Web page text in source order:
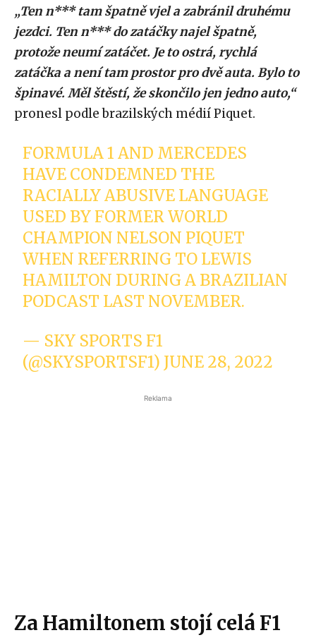
„Ten n*** tam špatně vjel a zabránil druhému
jezdci. Ten n*** do zatáčky najel špatně,
protože neumí zatáčet. Je to ostrá, rychlá
zatáčka a není tam prostor pro dvě auta. Bylo to
špinavé. Měl štěstí, že skončilo jen jedno auto,“
pronesl podle brazilských médií Piquet.
FORMULA 1 AND MERCEDES
HAVE CONDEMNED THE
RACIALLY ABUSIVE LANGUAGE
USED BY FORMER WORLD
CHAMPION NELSON PIQUET
WHEN REFERRING TO LEWIS
HAMILTON DURING A BRAZILIAN
PODCAST LAST NOVEMBER.
— SKY SPORTS F1
(@SKYSPORTSF1) JUNE 28, 2022
Reklama
Za Hamiltonem stojí celá F1